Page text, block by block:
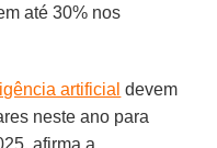
até 30% nos
artificial devem
neste ano para
afirma a